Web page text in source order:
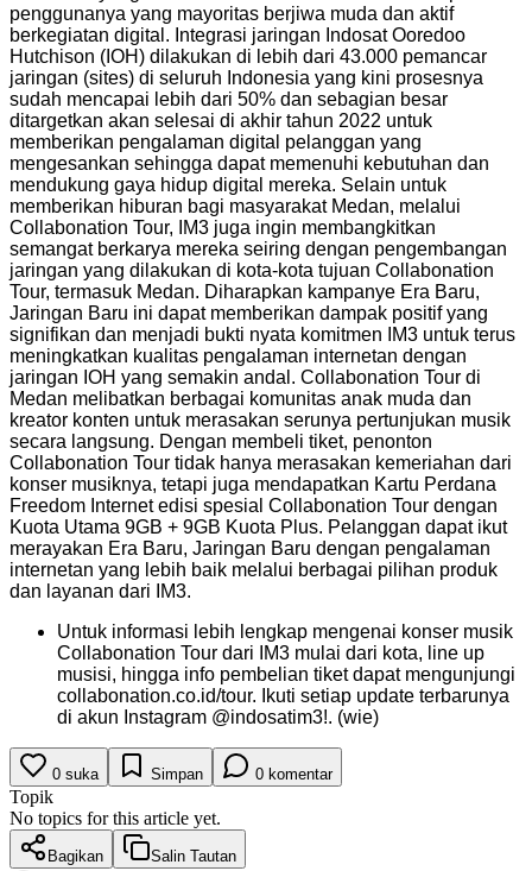
penggunanya yang mayoritas berjiwa muda dan aktif
berkegiatan digital. Integrasi jaringan Indosat Ooredoo
Hutchison (IOH) dilakukan di lebih dari 43.000 pemancar
jaringan (sites) di seluruh Indonesia yang kini prosesnya
sudah mencapai lebih dari 50% dan sebagian besar
ditargetkan akan selesai di akhir tahun 2022 untuk
memberikan pengalaman digital pelanggan yang
mengesankan sehingga dapat memenuhi kebutuhan dan
mendukung gaya hidup digital mereka. Selain untuk
memberikan hiburan bagi masyarakat Medan, melalui
Collabonation Tour, IM3 juga ingin membangkitkan
semangat berkarya mereka seiring dengan pengembangan
jaringan yang dilakukan di kota-kota tujuan Collabonation
Tour, termasuk Medan. Diharapkan kampanye Era Baru,
Jaringan Baru ini dapat memberikan dampak positif yang
signifikan dan menjadi bukti nyata komitmen IM3 untuk terus
meningkatkan kualitas pengalaman internetan dengan
jaringan IOH yang semakin andal. Collabonation Tour di
Medan melibatkan berbagai komunitas anak muda dan
kreator konten untuk merasakan serunya pertunjukan musik
secara langsung. Dengan membeli tiket, penonton
Collabonation Tour tidak hanya merasakan kemeriahan dari
konser musiknya, tetapi juga mendapatkan Kartu Perdana
Freedom Internet edisi spesial Collabonation Tour dengan
Kuota Utama 9GB + 9GB Kuota Plus. Pelanggan dapat ikut
merayakan Era Baru, Jaringan Baru dengan pengalaman
internetan yang lebih baik melalui berbagai pilihan produk
dan layanan dari IM3.
Untuk informasi lebih lengkap mengenai konser musik
Collabonation Tour dari IM3 mulai dari kota, line up
musisi, hingga info pembelian tiket dapat mengunjungi
collabonation.co.id/tour. Ikuti setiap update terbarunya
di akun Instagram @indosatim3!. (wie)
0 suka Simpan 0 komentar
Topik
No topics for this article yet.
Bagikan Salin Tautan